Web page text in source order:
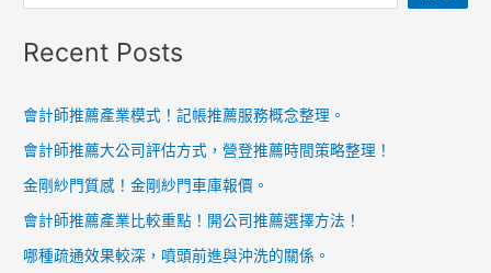
Recent Posts
會計師推薦產業模式！記帳推薦服務概念整理。
會計師推薦大公司評估方式，營登推薦時間策略整理！
金剛紗門質感！金剛紗門車庫報價。
會計師推薦產業比較重點！開公司推薦選擇方法！
哪種疏通效果較深，噴頭前進與沖洗的關係。